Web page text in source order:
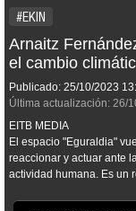
#EKIN
Arnaitz
el cambio
Publicado: 25/10/2023
Última actualización: 26/
EITB MEDIA
El espacio "Eguraldia"
reaccionar y actuar ante
actividad humana. Es un